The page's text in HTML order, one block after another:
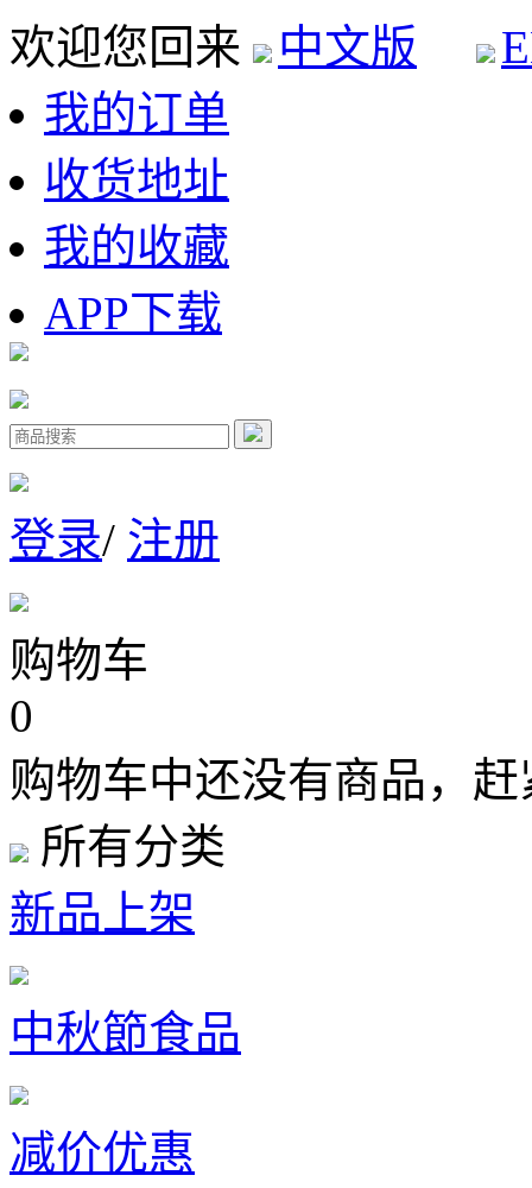
欢迎您回来 中文版
我的订单
收货地址
我的收藏
APP下载
登录/ 注册
购物车
0
购物车中还没有商品，
所有分类
新品上架
中秋節食品
减价优惠